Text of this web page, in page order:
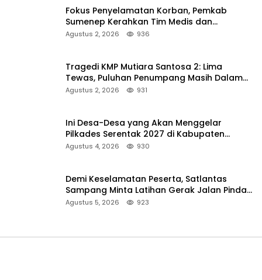
Fokus Penyelamatan Korban, Pemkab
Sumenep Kerahkan Tim Medis dan
Ambulans ke Pelabuhan Kalianget
Agustus 2, 2026 936
Tragedi KMP Mutiara Santosa 2: Lima
Tewas, Puluhan Penumpang Masih Dalam
Pencarian
Agustus 2, 2026 931
Ini Desa-Desa yang Akan Menggelar
Pilkades Serentak 2027 di Kabupaten
Sumenep
Agustus 4, 2026 930
Demi Keselamatan Peserta, Satlantas
Sampang Minta Latihan Gerak Jalan Pindah
ke Lokasi Aman
Agustus 5, 2026 923